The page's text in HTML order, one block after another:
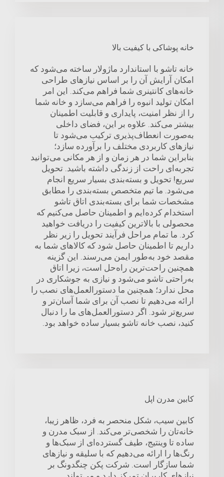
خانه پوشاکی با کیفیت بالا
خانه تاشو با استاندارد ماژولار ساخته می‌شود که
امکان آرایش آن را بر اساس نیازهای طراحی
خانه‌های کانتینری شما فراهم می‌کند. این امر
امکان تولید انبوه را فراهم می‌سازد و خانه شما
را از نظر امنیت، پایداری و قابلیت اطمینان
بیشتر می‌کند. علاوه بر این، فضای داخلی
به‌صورت انعطاف‌پذیری ترکیب می‌شود تا
نیازهای کاربردی مختلف را برآورده سازد؛
بنابراین شما در هر زمان و از هر مکانی می‌توانید
تجربه‌ای راحت از زندگی داشته باشید. تحویل
سریع! تحویل و بسته‌بندی بسیار سریع انجام
می‌شود. ما تیم متخصص بسته‌بندی را مطابق
مشخصات شما برای بسته‌بندی اتاق تاشو
استخدام کرده‌ایم و اطمینان حاصل می‌کنیم که
محصولی با بالاترین کیفیت را دریافت خواهید
کرد. ما تمام مراحل فرآیند تحویل را زیر نظر
داریم تا اطمینان حاصل شود که کالاهای شما به
مقصد خود به‌طور ایمن می‌رسند. این گزینه
همچنین راحت‌ترین راه‌حل است، زیرا اتاق
به‌راحتی تاشو می‌شود و نیازی به جوشکاری در
محل ندارد؛ همچنین ما دستورالعمل‌های نصب را
ارائه می‌دهیم تا نصب آن برای شما آسان‌تر و
سریع‌تر شود. اگر دستورالعمل‌های ما را دنبال
کنید، نصب خانه تاشو بسیار ساده خواهد بود.
کابین مدرن اپل
کابین سیب، شکل منحصر به فرد، ظاهر زیبا،
خانه‌تان را شخصی‌تر می‌کند. از سبک مدرن و
ساده تا وینتیج، طیف گسترده‌ای از سبک‌ها و
رنگ‌ها را ارائه می‌دهیم که با سلیقه و نیازهای
شما سازگار است. شرکت پکن چنگدونگ بر